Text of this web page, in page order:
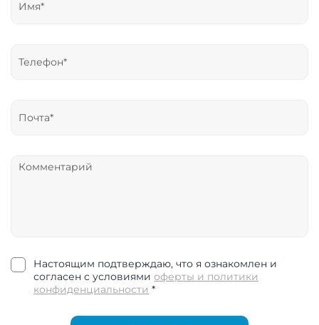
Настоящим подтверждаю, что я ознакомлен и
согласен с условиямиоферты и политики
конфиденциальности *